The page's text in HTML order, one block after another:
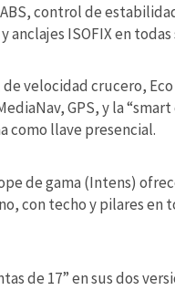
control de
ISOFIX en todas
velocidad crucero, Eco
GPS, y la “smart
como llave presencial.
de gama (Intens)
con techo y pilares en
de 17” en sus dos